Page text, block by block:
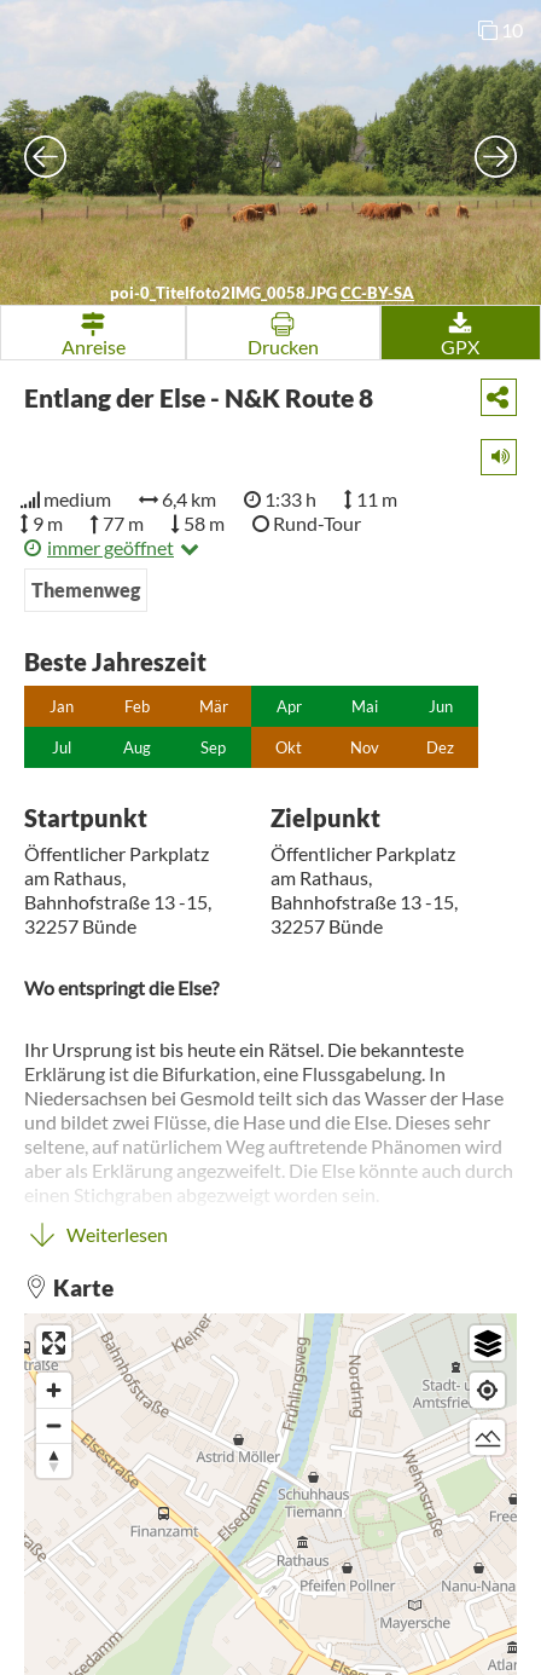
poi-0_Titelfoto2IMG_0058.JPGCC-BY-SA
10
Anreise Drucken GPX
Entlang der Else - N&K Route 8
medium 6,4 km 1:33 h
11 m
9 m
77 m 58 m
Rund-Tour
immer geöffnet
Themenweg
Beste Jahreszeit
Jan Feb Mär Apr Mai Jun
Jul Aug Sep Okt Nov Dez
Startpunkt
Öffentlicher Parkplatz
am Rathaus,
Bahnhofstraße 13 -15,
32257 Bünde
Zielpunkt
Öffentlicher Parkplatz
am Rathaus,
Bahnhofstraße 13 -15,
32257 Bünde
Wo entspringt die Else?
Ihr Ursprung ist bis heute ein Rätsel. Die bekannteste
Erklärung ist die Bifurkation, eine Flussgabelung. In
Niedersachsen bei Gesmold teilt sich das Wasser der Hase
und bildet zwei Flüsse, die Hase und die Else. Dieses sehr
seltene, auf natürlichem Weg auftretende Phänomen wird
aber als Erklärung angezweifelt. Die Else könnte auch durch
einen Stichgraben abgezweigt worden sein.
Auf jeden Fall mündet sie bei Löhne in die Werre. Und
genau dazwischen liegt diese Route, die das Leben am und
mit dem Fluss beschreibt.
Weiterlesen
Karte